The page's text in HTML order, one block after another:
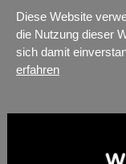
Diese Website
die Nutzung dieser
sich damit
erfahren